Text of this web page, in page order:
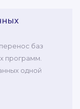
баз
программ.
одной